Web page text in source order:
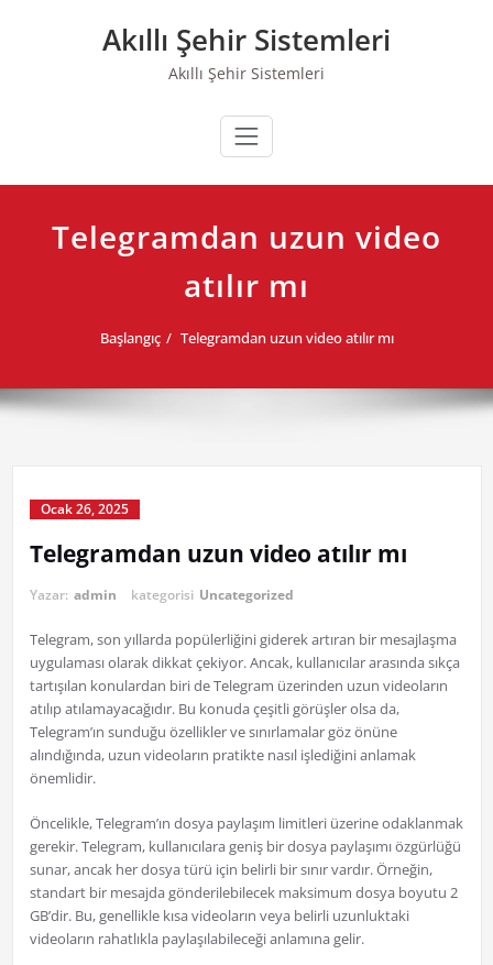
Akıllı Şehir Sistemleri
Akıllı Şehir Sistemleri
Telegramdan uzun video
atılır mı
Başlangıç Telegramdan uzun video atılır mı
Ocak 26, 2025
Telegramdan uzun video atılır mı
Yazar: admin kategorisi Uncategorized
Telegram, son yıllarda popülerliğini giderek artıran bir mesajlaşma
uygulaması olarak dikkat çekiyor. Ancak, kullanıcılar arasında sıkça
tartışılan konulardan biri de Telegram üzerinden uzun videoların
atılıp atılamayacağıdır. Bu konuda çeşitli görüşler olsa da,
Telegram’ın sunduğu özellikler ve sınırlamalar göz önüne
alındığında, uzun videoların pratikte nasıl işlediğini anlamak
önemlidir.
Öncelikle, Telegram’ın dosya paylaşım limitleri üzerine odaklanmak
gerekir. Telegram, kullanıcılara geniş bir dosya paylaşımı özgürlüğü
sunar, ancak her dosya türü için belirli bir sınır vardır. Örneğin,
standart bir mesajda gönderilebilecek maksimum dosya boyutu 2
GB’dir. Bu, genellikle kısa videoların veya belirli uzunluktaki
videoların rahatlıkla paylaşılabileceği anlamına gelir.